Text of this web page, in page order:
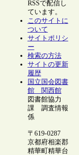
RSSで配信し
ています。
このサイトに
ついて
サイトポリシ
ー
検索の方法
サイトの更新
履歴
国立国会図書
館 関西館
図書館協力
課 調査情報
係
〒619-0287
京都府相楽郡
精華町精華台